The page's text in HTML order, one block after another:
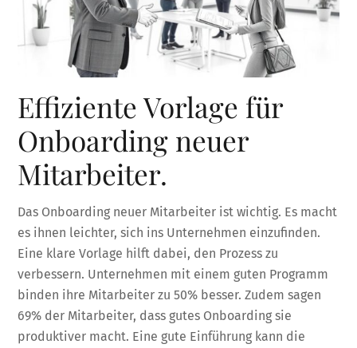
Effiziente Vorlage für
Onboarding neuer
Mitarbeiter.
Das Onboarding neuer Mitarbeiter ist wichtig. Es macht
es ihnen leichter, sich ins Unternehmen einzufinden.
Eine klare Vorlage hilft dabei, den Prozess zu
verbessern. Unternehmen mit einem guten Programm
binden ihre Mitarbeiter zu 50% besser. Zudem sagen
69% der Mitarbeiter, dass gutes Onboarding sie
produktiver macht. Eine gute Einführung kann die